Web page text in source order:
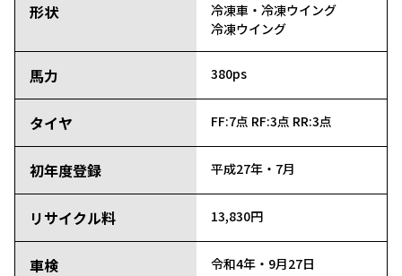
形状
冷凍車・冷凍ウイング
冷凍ウイング
馬力 380ps
タイヤ FF:7点 RF:3点 RR:3点
初年度登録 平成27年・7月
リサイクル料 13,830円
車検 令和4年・9月27日